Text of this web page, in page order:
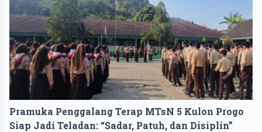
Pramuka Penggalang Terap MTsN 5 Kulon Progo
Siap Jadi Teladan: “Sadar, Patuh, dan Disiplin”